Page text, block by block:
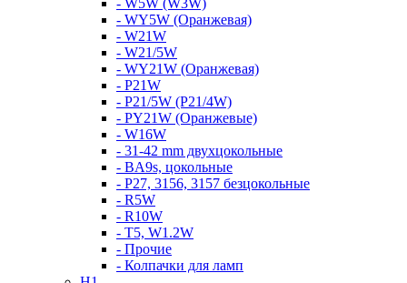
- W5W (W3W)
- WY5W (Оранжевая)
- W21W
- W21/5W
- WY21W (Оранжевая)
- P21W
- P21/5W (P21/4W)
- PY21W (Оранжевые)
- W16W
- 31-42 mm двухцокольные
- BA9s, цокольные
- P27, 3156, 3157 безцокольные
- R5W
- R10W
- T5, W1.2W
- Прочие
- Колпачки для ламп